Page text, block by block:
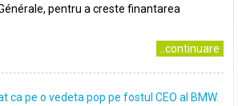
pentru a creste finantarea
..continuare
ca pe o vedeta pop pe fostul CEO al BMW.